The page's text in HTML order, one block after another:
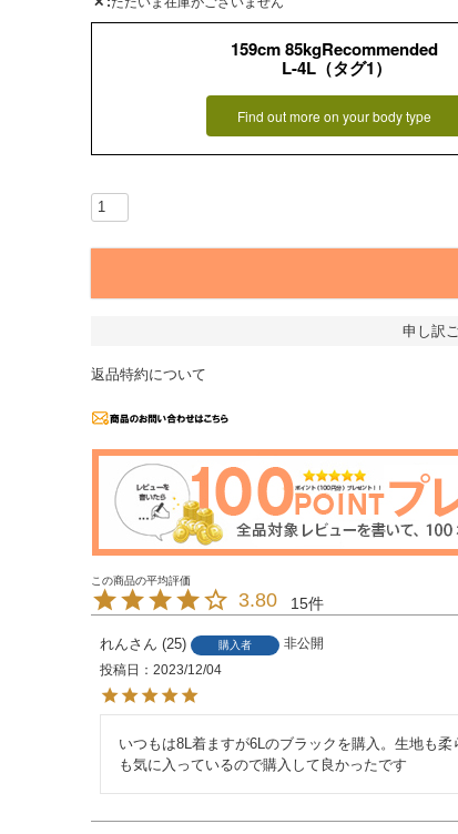
159cm 85kgRecommended
L-4L（タグ1）
Find out more on your body type
申し訳
返品特約について
3.80 15
れん 25 購入者
非公開
投稿日
2023/12/04
いつもは8L着ますが6Lのブラックを購入。生地も
も気に入っているので購入して良かったです